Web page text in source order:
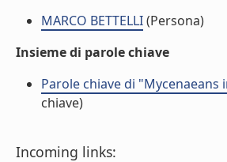
MARCO BETTELLI(Persona)
Insieme di parole chiave
Parole chiave di
chiave)
Incoming links: